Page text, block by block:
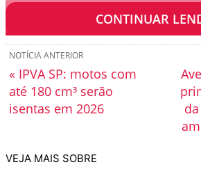
altíssima renda.
CONTINUAR
NOTÍCIA ANTERIOR
« IPVA SP: motos com
até 180 cm³ serão
isentas em 2026
VEJA MAIS SOBRE